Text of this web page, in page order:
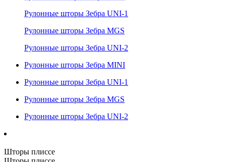
Рулонные шторы Зебра UNI-1
Рулонные шторы Зебра MGS
Рулонные шторы Зебра UNI-2
Рулонные шторы Зебра MINI
Рулонные шторы Зебра UNI-1
Рулонные шторы Зебра MGS
Рулонные шторы Зебра UNI-2
Шторы плиссе